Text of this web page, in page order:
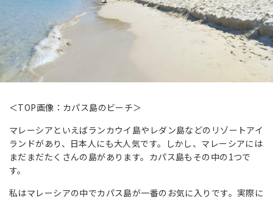
＜TOP画像：カパス島のビーチ＞
マレーシアといえばランカウイ島やレダン島などのリゾートアイ
ランドがあり、日本人にも大人気です。しかし、マレーシアには
まだまだたくさんの島があります。カパス島もその中の1つで
す。
私はマレーシアの中でカパス島が一番のお気に入りです。実際に